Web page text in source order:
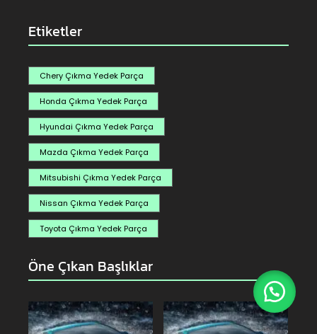
Etiketler
Chery Çıkma Yedek Parça
Honda Çıkma Yedek Parça
Hyundai Çıkma Yedek Parça
Mazda Çıkma Yedek Parça
Mitsubishi Çıkma Yedek Parça
Nissan Çıkma Yedek Parça
Toyota Çıkma Yedek Parça
Öne Çıkan Başlıklar